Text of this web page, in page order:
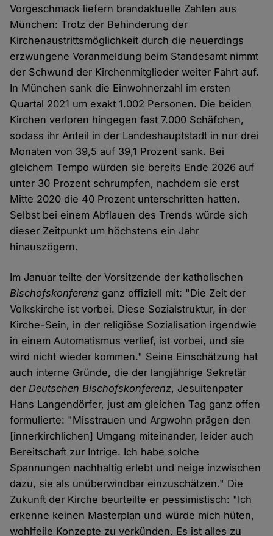
Vorgeschmack liefern brandaktuelle Zahlen aus
München: Trotz der Behinderung der
Kirchenaustrittsmöglichkeit durch die neuerdings
erzwungene Voranmeldung beim Standesamt nimmt
der Schwund der Kirchenmitglieder weiter Fahrt auf.
In München sank die Einwohnerzahl im ersten
Quartal 2021 um exakt 1.002 Personen. Die beiden
Kirchen verloren hingegen fast 7.000 Schäfchen,
sodass ihr Anteil in der Landeshauptstadt in nur drei
Monaten von 39,5 auf 39,1 Prozent sank. Bei
gleichem Tempo würden sie bereits Ende 2026 auf
unter 30 Prozent schrumpfen, nachdem sie erst
Mitte 2020 die 40 Prozent unterschritten hatten.
Selbst bei einem Abflauen des Trends würde sich
dieser Zeitpunkt um höchstens ein Jahr
hinauszögern.
Im Januar teilte der Vorsitzende der katholischen
Bischofskonferenz ganz offiziell mit: "Die Zeit der
Volkskirche ist vorbei. Diese Sozialstruktur, in der
Kirche-Sein, in der religiöse Sozialisation irgendwie
in einem Automatismus verlief, ist vorbei, und sie
wird nicht wieder kommen." Seine Einschätzung hat
auch interne Gründe, die der langjährige Sekretär
derDeutschen Bischofskonferenz, Jesuitenpater
Hans Langendörfer, just am gleichen Tag ganz offen
formulierte: "Misstrauen und Argwohn prägen den
[innerkirchlichen] Umgang miteinander, leider auch
Bereitschaft zur Intrige. Ich habe solche
Spannungen nachhaltig erlebt und neige inzwischen
dazu, sie als unüberwindbar einzuschätzen." Die
Zukunft der Kirche beurteilte er pessimistisch: "Ich
erkenne keinen Masterplan und würde mich hüten,
wohlfeile Konzepte zu verkünden. Es ist alles zu